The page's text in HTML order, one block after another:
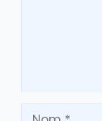
Nom